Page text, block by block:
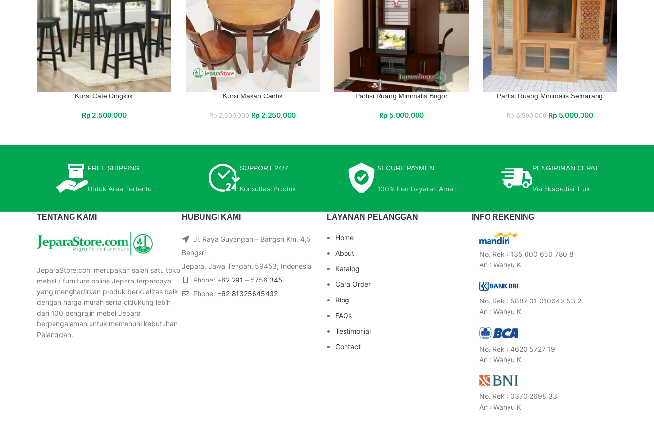
Kursi Cafe Dingklik
Rp 2.500.000
Kursi Makan Cantik
Rp2.500.000 Rp 2.250.000
Partisi Ruang Minimalis Bogor
Rp 5.000.000
Partisi Ruang Minimalis Semarang
Rp6.500.000 Rp 5.000.000
FREE SHIPPING
Untuk Area Tertentu
SUPPORT 24/7
Konsultasi Produk
SECURE PAYMENT
100% Pembayaran Aman
PENGIRIMAN CEPAT
Via Ekspedisi Truk
TENTANG KAMI
JeparaStore.com merupakan salah satu toko
mebel / furniture online Jepara terpercaya
yang menghadirkan produk berkualitas baik
dengan harga murah serta didukung lebih
dari 100 pengrajin mebel Jepara
berpengalaman untuk memenuhi kebutuhan
Pelanggan.
HUBUNGI KAMI
Jl. Raya Guyangan – Bangsri Km. 4,5
Bangsri
Jepara, Jawa Tengah, 59453, Indonesia
Phone: +62 291 – 5756 345
Phone: +62 81325645432
LAYANAN PELANGGAN
Home
About
Katalog
Cara Order
Blog
FAQs
Testimonial
Contact
INFO REKENING
No. Rek : 135 000 650 780 8
An : Wahyu K
No. Rek : 5887 01 010649 53 2
An : Wahyu K
No. Rek : 4620 5727 19
An : Wahyu K
No. Rek : 0370 2698 33
An : Wahyu K